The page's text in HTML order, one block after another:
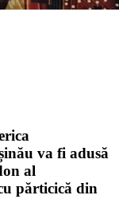
va fi adusă
al
părticică din